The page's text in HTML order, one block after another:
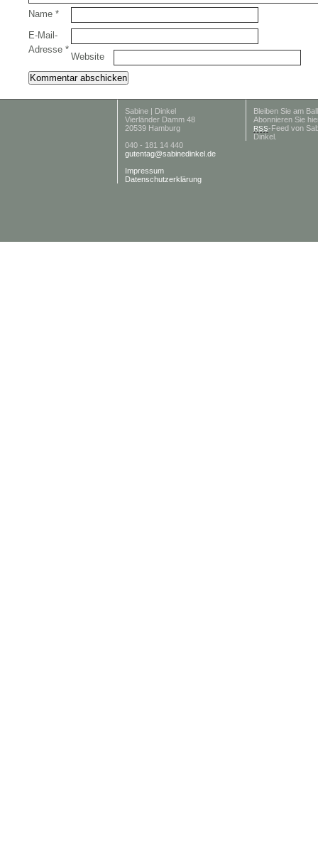
Name *
E-Mail-
Adresse *
Website
Sabine | Dinkel
Vierländer Damm 48
20539 Hamburg
040 - 181 14 440
gutentag@sabinedinkel.de
Impressum
Datenschutzerklärung
Bleiben Sie am
Abonnieren Sie
RSS-Feed von
Dinkel.